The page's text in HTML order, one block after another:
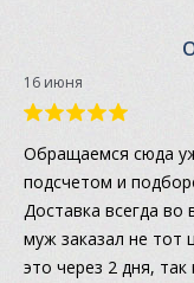
16 июня
Обращаемся сюда
подсчетом и
Доставка всегда во
муж заказал не тот
это через 2 дня,